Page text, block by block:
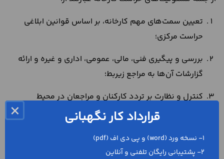
تعیین سمت‌های مهم کارخانه، بر اساس قوانین ابلاغی
حراست مرکزی؛
بررسی و پیگیری فنی، مالی، عمومی، اداری و غیره و ارائه
گزارشات آن‌ها به مراجع زیربط؛
کنترل و نظارت بر تردد کارکنان و مراجعان در محیط
ارزیابی و اظهارنظر درباره کارکنان مورد نظر برای سمت‌های
مهم؛
× قرارداد کار نگهبانی
1- نسخه ورد (word) و پی دی اف (pdf)
2- پشتیبانی رایگان تلفنی و آنلاین